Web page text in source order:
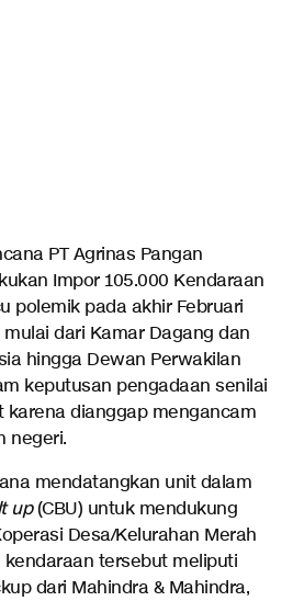
PT Agrinas Pangan
Impor 105.000 Kendaraan
polemik pada akhir Februari
dari Kamar Dagang dan
hingga Dewan Perwakilan
keputusan pengadaan senilai
karena dianggap mengancam
negeri.
mendatangkan unit dalam
up(CBU) untuk mendukung
Desa/Kelurahan Merah
kendaraan tersebut meliputi
dari Mahindra & Mahindra,